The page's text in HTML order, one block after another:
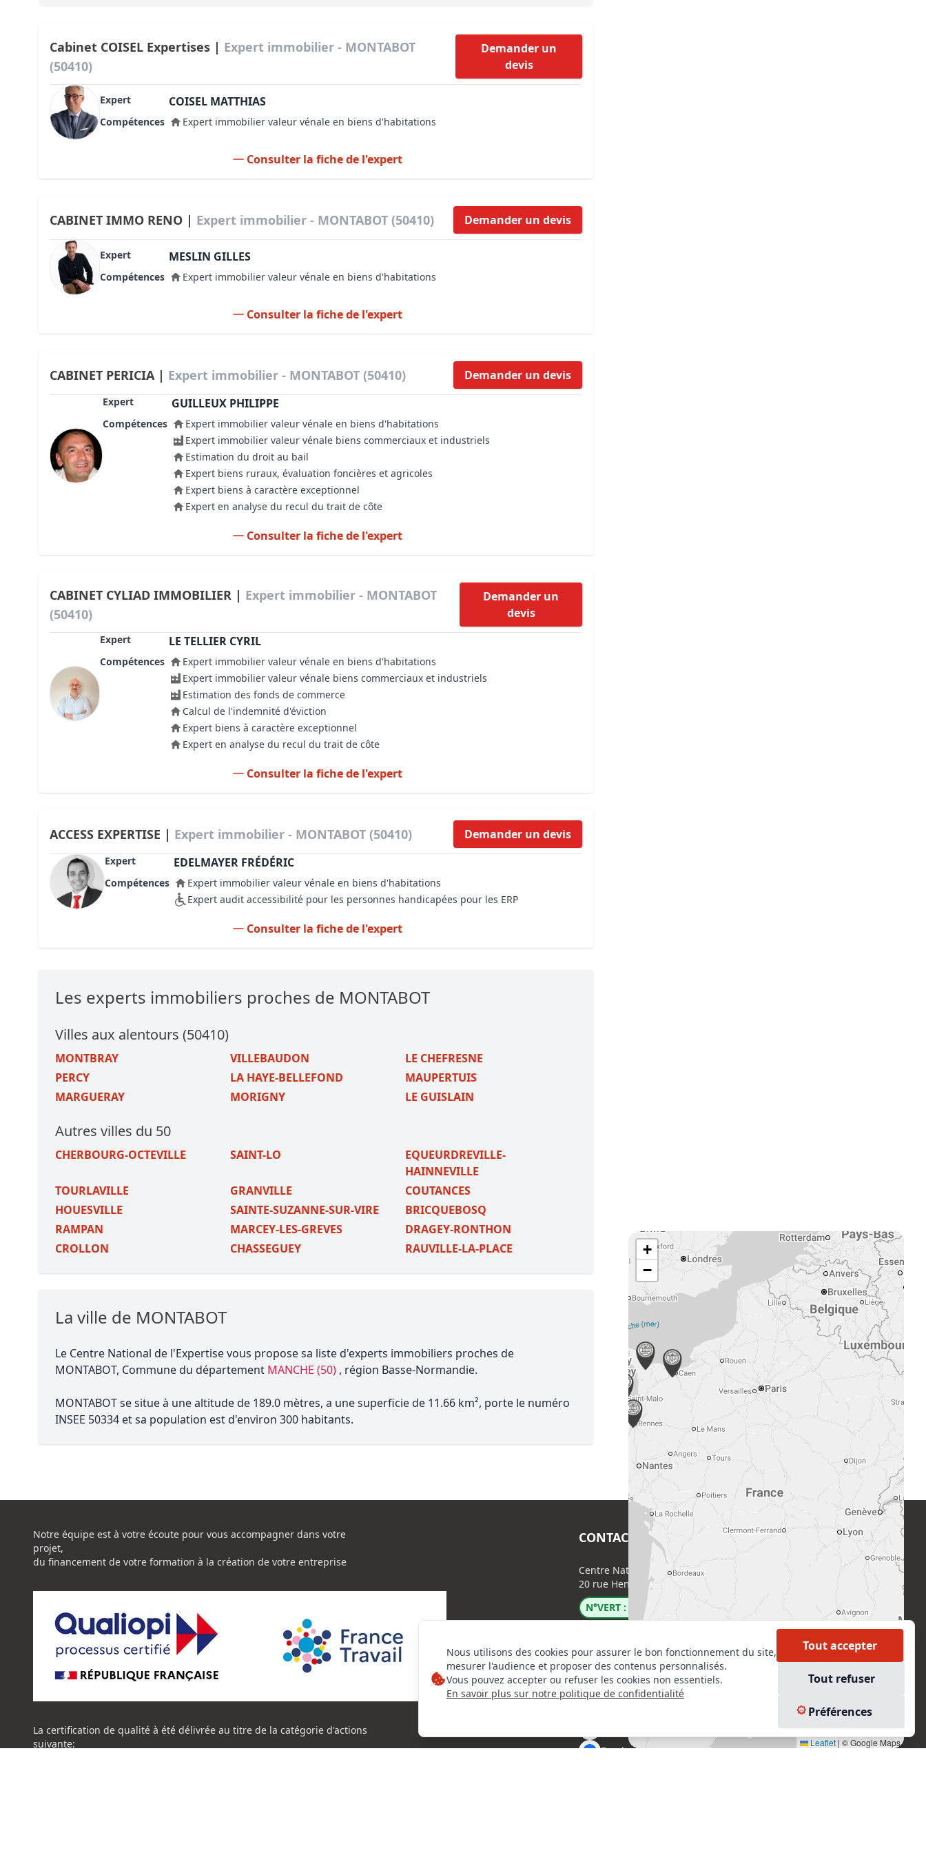
Règles d’urbanisme
Lecture et compréhension d’un Plan Local d’Urbanisme (PLU)
Droit de l'environnement et de l'immobilier
Estimer le droit au bail
Développer et organiser l'activité de Syndic
Biens d’exception, belles demeures, châteaux et traits de côte
Expertise pré-achat
Cabinet COISEL Expertises | Expert immobilier - MONTABOT
(50410)
Demander un
devis
Expert COISEL MATTHIAS
Compétences Expert immobilier valeur vénale en biens d'habitations
Consulter la fiche de l'expert
CABINET IMMO RENO | Expert immobilier - MONTABOT (50410) Demander un devis
Expert MESLIN GILLES
Compétences Expert immobilier valeur vénale en biens d'habitations
Consulter la fiche de l'expert
CABINET PERICIA | Expert immobilier - MONTABOT (50410) Demander un devis
Expert GUILLEUX PHILIPPE
Compétences
Expert immobilier valeur vénale en biens d'habitations
Expert immobilier valeur vénale biens commerciaux et industriels
Estimation du droit au bail
Expert biens ruraux, évaluation foncières et agricoles
Expert biens à caractère exceptionnel
Expert en analyse du recul du trait de côte
Consulter la fiche de l'expert
CABINET CYLIAD IMMOBILIER | Expert immobilier - MONTABOT
(50410)
Demander un
devis
Expert LE TELLIER CYRIL
Compétences
Expert immobilier valeur vénale en biens d'habitations
Expert immobilier valeur vénale biens commerciaux et industriels
Estimation des fonds de commerce
Calcul de l'indemnité d'éviction
Expert biens à caractère exceptionnel
Expert en analyse du recul du trait de côte
Consulter la fiche de l'expert
ACCESS EXPERTISE | Expert immobilier - MONTABOT (50410) Demander un devis
Expert EDELMAYER FRÉDÉRIC
Compétences
Expert immobilier valeur vénale en biens d'habitations
Expert audit accessibilité pour les personnes handicapées pour les ERP
Consulter la fiche de l'expert
Les experts immobiliers proches de MONTABOT
Villes aux alentours (50410)
MONTBRAY VILLEBAUDON
LE CHEFRESNE
PERCY
LA HAYE-BELLEFOND
MAUPERTUIS
MARGUERAY
MORIGNY LE GUISLAIN
Autres villes du 50
CHERBOURG-OCTEVILLE SAINT-LO
EQUEURDREVILLE-
HAINNEVILLE
TOURLAVILLE
GRANVILLE
COUTANCES
HOUESVILLE
SAINTE-SUZANNE-SUR-VIRE
BRICQUEBOSQ
RAMPAN
MARCEY-LES-GREVES
DRAGEY-RONTHON
CROLLON
CHASSEGUEY RAUVILLE-LA-PLACE
La ville de MONTABOT
Le Centre National de l'Expertise vous propose sa liste d'experts immobiliers proches de
MONTABOT, Commune du département MANCHE (50) , région Basse-Normandie.
MONTABOT se situe à une altitude de 189.0 mètres, a une superficie de 11.66 km², porte le numéro
INSEE 50334 et sa population est d'environ 300 habitants.
+
−
Leaflet | © Google Maps
Nous utilisons des cookies pour assurer le bon fonctionnement du site,
mesurer l'audience et proposer des contenus personnalisés.
Vous pouvez accepter ou refuser les cookies non essentiels.
En savoir plus sur notre politique de confidentialité
Tout accepter
Tout refuser
Préférences
Notre équipe est à votre écoute pour vous accompagner dans votre
projet,
du financement de votre formation à la création de votre entreprise
La certification de qualité à été délivrée au titre de la catégorie d'actions
suivante:
CONTACT
Centre National de l’Expertise (CNE)
20 rue Henri Regnault, 75014 Paris
N°VERT : 0800 00 80 89
Facebook
EN SAVOIR PLUS
Formations
Nous rejoindre
Partenaires
Le C.N.E.
Contact
Experts Immobiliers par régions